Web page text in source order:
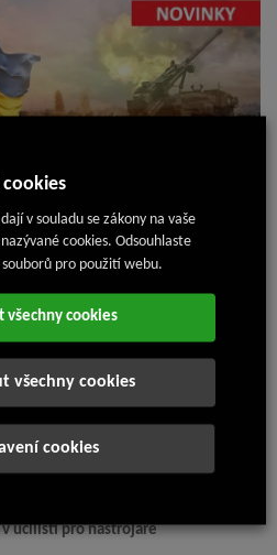
učilišti pro nástrojaře
v souladu se zákony na vaše
cookies. Odsouhlaste
pro použití webu.
všechny cookies
všechny cookies
cookies